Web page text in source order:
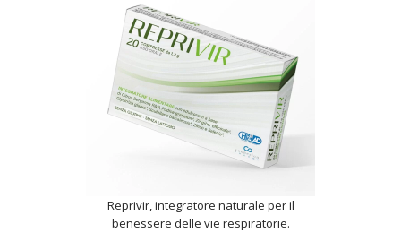
Reprivir, integratore naturale per il
benessere delle vie respiratorie.